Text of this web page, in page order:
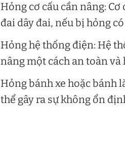
Hỏng cơ cấu cần nâng:
đai dây đai, nếu bị hỏng
Hỏng hệ thống điện: Hệ
nâng một cách an toàn và
Hỏng bánh xe hoặc bánh
thể gây ra sự không ổn